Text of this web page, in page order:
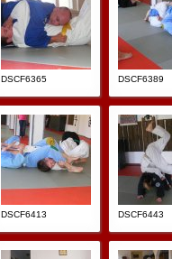
DSCF6365 DSCF6389
DSCF6413 DSCF6443